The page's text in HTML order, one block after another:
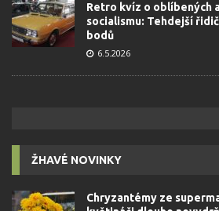
Retro kvíz o oblíbených
socialismu: Tehdejší
bodů
6.5.2026
ŽHAVÉ NOVINKY
Chryzantémy ze